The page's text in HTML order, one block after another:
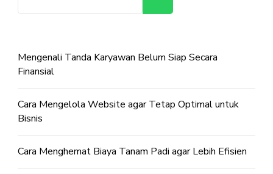
Mengenali Tanda Karyawan Belum Siap Secara
Finansial
Cara Mengelola Website agar Tetap Optimal untuk
Bisnis
Cara Menghemat Biaya Tanam Padi agar Lebih Efisien